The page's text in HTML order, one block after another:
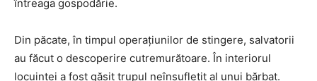
întreaga gospodărie.
Din păcate, în timpul operațiunilor de stingere, salvatorii
au făcut o descoperire cutremurătoare. În interiorul
locuinței a fost găsit trupul neînsuflețit al unui bărbat.